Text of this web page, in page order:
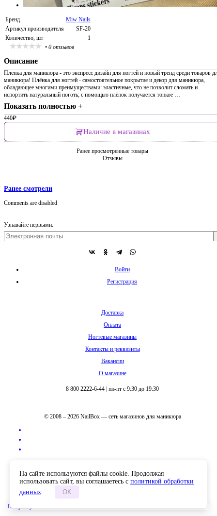
Бренд
Miw Nails
Артикул производителя
SF-20
Количество, шт
1
• 0 отзывов
Описание
Пленка для маникюра - это экспресс дизайн для ногтей и новый тренд среди товаров
маникюра! Плёнка для ногтей - самостоятельное покрытие и декор для маникюра,
обладающее многими преимуществами: эластичные, что не позволит сломать и
испортить натуральный ноготь; с помощью плёнок получается тонкое …
Показать полностью +
440₽
В корзину
Наличие в магазинах
Ранее просмотренные товары
Отзывы
Ранее смотрели
Comments are disabled
Узнавайте первыми:
Войти
Регистрация
Доставка
Оплата
Ногтевые магазины
Контакты и реквизиты
Вакансии
О магазине
8 800 2222-6-44 пн-пт с 9:30 до 19:30
© 2008 – 2026 NailBox — сеть магазинов для маникюра
На сайте используются файлы cookie. Продолжая
использовать сайт, вы соглашаетесь с политикой обработки
данных. ОК